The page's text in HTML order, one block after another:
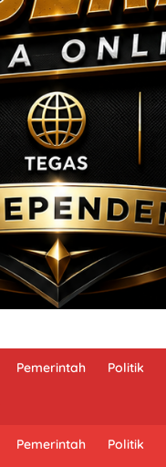
Pemerintah Politik
Pemerintah Politik